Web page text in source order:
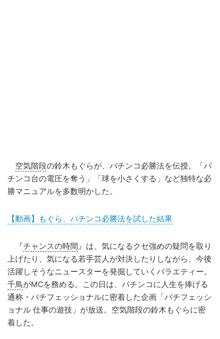
空気階段の鈴木もぐらが、パチンコ必勝法を伝授。「パ
チンコ台の電圧を奪う」「球を小さくする」など独特な必
勝マニュアルを多数明かした。
【動画】もぐら、パチンコ必勝法を試した結果
『チャンスの時間』は、気になるクセ強めの疑問を取り
上げたり、気になる若手芸人が対決したりしながら、今後
活躍しそうなニュースターを発掘していくバラエティー。
千鳥がMCを務める。この日は、パチンコに人生を捧げる
通称・パチフェッショナルに密着した企画「パチフェッシ
ョナル 仕事の遊技」が放送。空気階段の鈴木もぐらに密
着した。